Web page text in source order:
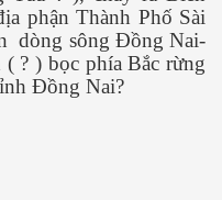
phận Thành Phố Sài
dòng sông Đồng Nai-
? ) bọc phía Bắc rừng
Đồng Nai?